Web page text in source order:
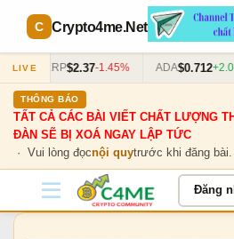
Crypto4me.Net
LIVEXRP$2.37-1.45% ADA$0.712
THÔNG BÁO
TẤT CẢ CÁC BÀI VIẾT CHẤT LƯỢNG
ĐÀN SẼ BỊ XOÁ NGAY LẬP TỨC
· Vui lòng đọcnội quytrước khi đăng bài.
Đăng